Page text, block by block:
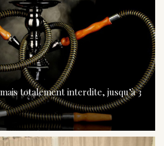
totalement interdite, jusqu’à 3